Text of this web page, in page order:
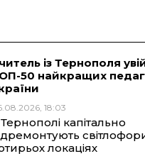
e
r
із Тернополя
50 найкращих
18:03
капітально
локаціях